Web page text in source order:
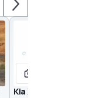
Kia XCeed 2026